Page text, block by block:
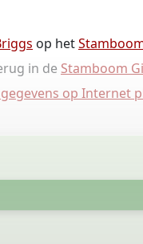
op het
in de Stamboom
op Internet